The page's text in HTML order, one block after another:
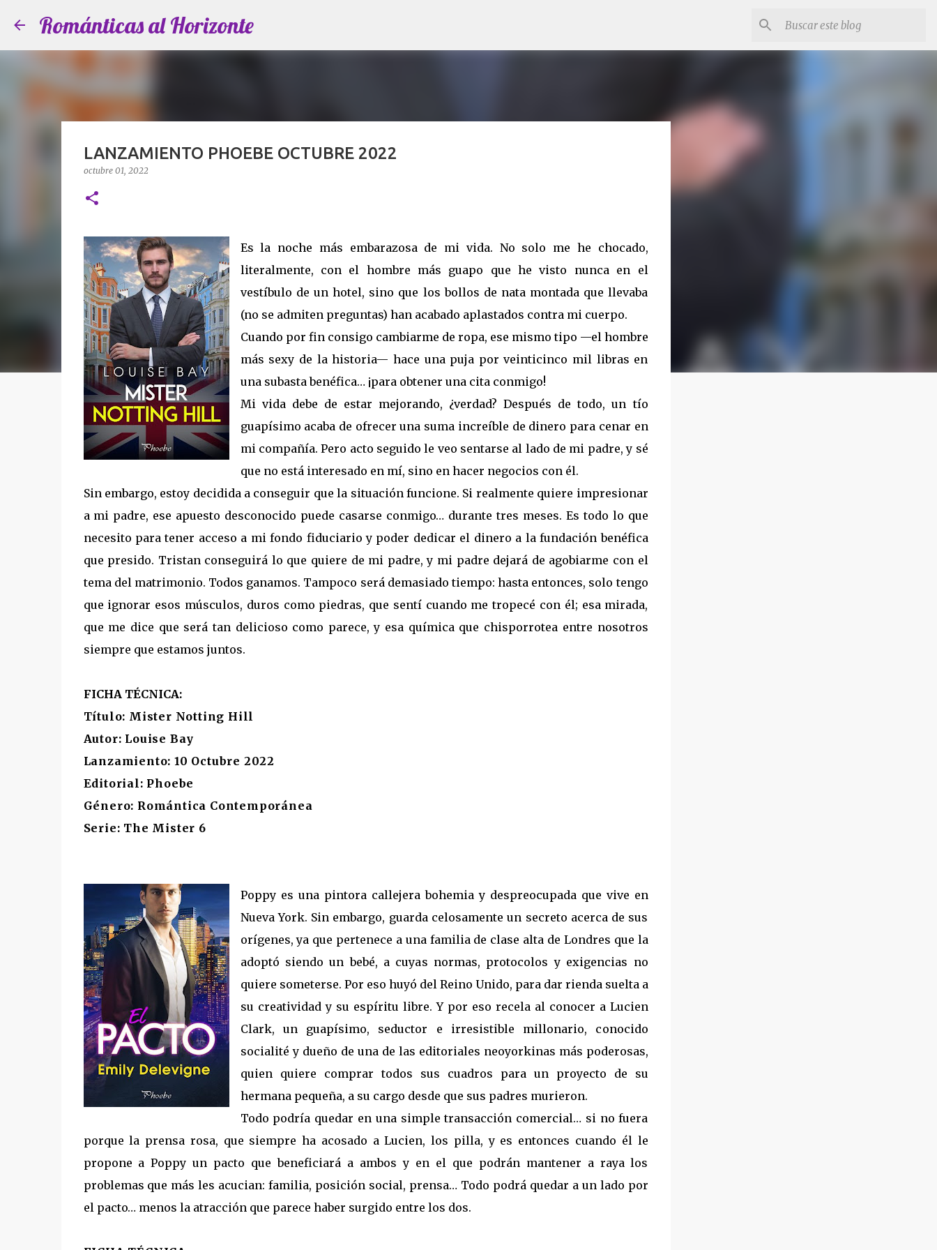
Románticas al Horizonte
LANZAMIENTO PHOEBE OCTUBRE 2022
octubre 01, 2022
Es la noche más embarazosa de mi vida. No solo me he chocado,
literalmente, con el hombre más guapo que he visto nunca en el
vestíbulo de un hotel, sino que los bollos de nata montada que llevaba
(no se admiten preguntas) han acabado aplastados contra mi cuerpo.
Cuando por fin consigo cambiarme de ropa, ese mismo tipo —el hombre
más sexy de la historia— hace una puja por veinticinco mil libras en
una subasta benéfica… ¡para obtener una cita conmigo!
Mi vida debe de estar mejorando, ¿verdad? Después de todo, un tío
guapísimo acaba de ofrecer una suma increíble de dinero para cenar en
mi compañía. Pero acto seguido le veo sentarse al lado de mi padre, y sé
que no está interesado en mí, sino en hacer negocios con él.
Sin embargo, estoy decidida a conseguir que la situación funcione. Si realmente quiere impresionar
a mi padre, ese apuesto desconocido puede casarse conmigo… durante tres meses. Es todo lo que
necesito para tener acceso a mi fondo fiduciario y poder dedicar el dinero a la fundación benéfica
que presido. Tristan conseguirá lo que quiere de mi padre, y mi padre dejará de agobiarme con el
tema del matrimonio. Todos ganamos. Tampoco será demasiado tiempo: hasta entonces, solo tengo
que ignorar esos músculos, duros como piedras, que sentí cuando me tropecé con él; esa mirada,
que me dice que será tan delicioso como parece, y esa química que chisporrotea entre nosotros
siempre que estamos juntos.
FICHA TÉCNICA:
Título: Mister Notting Hill
Autor: Louise Bay
Lanzamiento: 10 Octubre 2022
Editorial: Phoebe
Género: Romántica Contemporánea
Serie: The Mister 6
Poppy es una pintora callejera bohemia y despreocupada que vive en
Nueva York. Sin embargo, guarda celosamente un secreto acerca de sus
orígenes, ya que pertenece a una familia de clase alta de Londres que la
adoptó siendo un bebé, a cuyas normas, protocolos y exigencias no
quiere someterse. Por eso huyó del Reino Unido, para dar rienda suelta a
su creatividad y su espíritu libre. Y por eso recela al conocer a Lucien
Clark, un guapísimo, seductor e irresistible millonario, conocido
socialité y dueño de una de las editoriales neoyorkinas más poderosas,
quien quiere comprar todos sus cuadros para un proyecto de su
hermana pequeña, a su cargo desde que sus padres murieron.
Todo podría quedar en una simple transacción comercial… si no fuera
porque la prensa rosa, que siempre ha acosado a Lucien, los pilla, y es entonces cuando él le
propone a Poppy un pacto que beneficiará a ambos y en el que podrán mantener a raya los
problemas que más les acucian: familia, posición social, prensa… Todo podrá quedar a un lado por
el pacto… menos la atracción que parece haber surgido entre los dos.